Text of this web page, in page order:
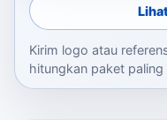
Kirim logo atau
hitungkan paket